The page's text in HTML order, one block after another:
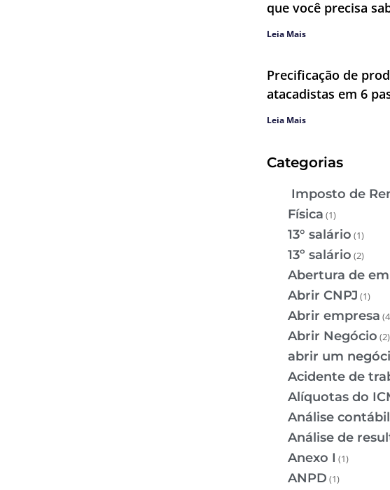
que você precisa
Leia Mais
Precificação de
atacadistas em 6
Leia Mais
Categorias
Imposto de
Física (1)
13° salário (1)
13º salário (2)
Abertura de
Abrir CNPJ (1)
Abrir empresa
Abrir Negócio (2)
abrir um
Acidente de
Alíquotas do
Análise contábil
Análise de
Anexo I (1)
ANPD (1)